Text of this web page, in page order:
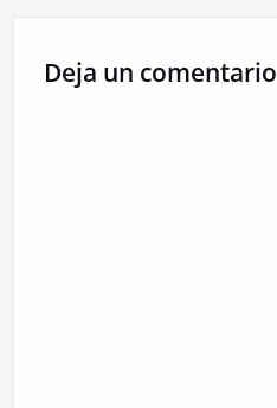
Deja un comentario